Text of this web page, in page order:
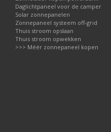
Daglichtpaneel voor de camper
Solar zonnepanelen
Zonnepaneel systeem off-grid
Thuis stroom opslaan
Thuis stroom opwekken
>>> Méér zonnepaneel kopen